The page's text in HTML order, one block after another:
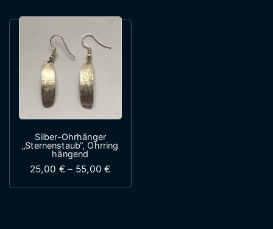
Silber-Ohrhänger
„Sternenstaub“, Ohrring
hängend
25,00 € – 55,00€
Dieses Produkt weist mehrere